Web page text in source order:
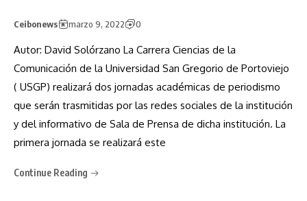
Ceibonews marzo 9, 2022 0
Autor: David Solórzano La Carrera Ciencias de la
Comunicación de la Universidad San Gregorio de Portoviejo
( USGP) realizará dos jornadas académicas de periodismo
que serán trasmitidas por las redes sociales de la institución
y del informativo de Sala de Prensa de dicha institución. La
primera jornada se realizará este
Continue Reading